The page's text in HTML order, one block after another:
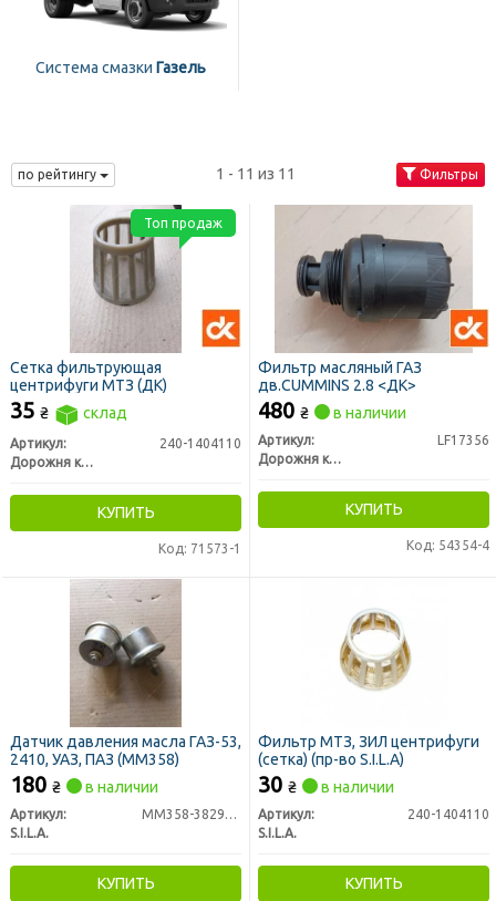
Система смазки Газель
по рейтингу 1 - 11 из 11 Фильтры
Сетка фильтрующая
центрифуги МТЗ (ДК)
35 ₴ склад
Артикул:
240-1404110
Дорожня карта
КУПИТЬ
Код: 71573-1
Топ продаж
Фильтр масляный ГАЗ
дв.CUMMINS 2.8 <ДК>
480 ₴ в наличии
Артикул:
LF17356
Дорожня карта
КУПИТЬ
Код: 54354-4
Датчик давления масла ГАЗ-53,
2410, УАЗ, ПАЗ (ММ358)
180 ₴ в наличии
Артикул:
ММ358-3829010
S.I.L.A.
КУПИТЬ
Фильтр МТЗ, ЗИЛ центрифуги
(сетка) (пр-во S.I.L.A)
30 ₴ в наличии
Артикул:
240-1404110
S.I.L.A.
КУПИТЬ